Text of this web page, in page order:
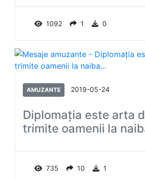
1092 1 0
AMUZANTE 2019-05-24
Diplomaţia este arta
trimite oamenii la
735 10 1